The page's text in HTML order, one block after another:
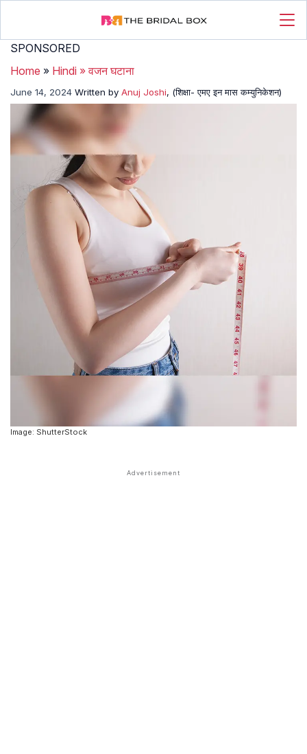
SPONSORED
Home » Hindi »वजन घटाना
June 14, 2024 Written by Anuj Joshi, (शिक्षा- एमए इन मास कम्युनिकेशन)
Image: ShutterStock